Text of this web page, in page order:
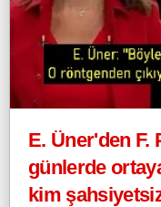
E. Üner'den F.
günlerde
kim